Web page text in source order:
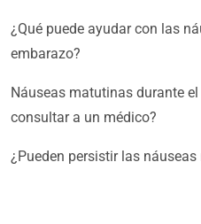
¿Qué puede ayudar con las
embarazo?
Náuseas matutinas durante
consultar a un médico?
¿Pueden persistir las